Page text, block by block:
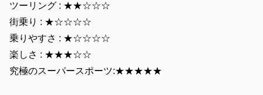
ツーリング : ★★☆☆☆
街乗り : ★☆☆☆☆
乗りやすさ : ★☆☆☆☆
楽しさ : ★★★☆☆
究極のスーパースポーツ:★★★★★